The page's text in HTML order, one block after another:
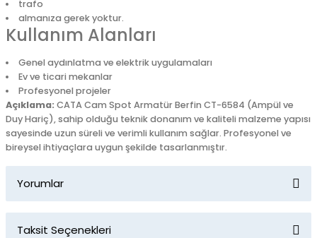
trafo
almanıza gerek yoktur.
Kullanım Alanları
Genel aydınlatma ve elektrik uygulamaları
Ev ve ticari mekanlar
Profesyonel projeler
Açıklama: CATA Cam Spot Armatür Berfin CT-6584 (Ampül ve
Duy Hariç), sahip olduğu teknik donanım ve kaliteli malzeme yapısı
sayesinde uzun süreli ve verimli kullanım sağlar. Profesyonel ve
bireysel ihtiyaçlara uygun şekilde tasarlanmıştır.
Yorumlar
Taksit Seçenekleri